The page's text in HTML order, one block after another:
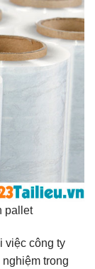
pallet
việc công ty
trong